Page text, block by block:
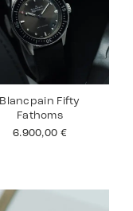
Blancpain Fifty
Fathoms
6.900,00 €